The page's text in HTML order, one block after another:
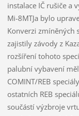
instalace IČ rušiče a
Mi-8MTJa bylo
Konverzi zmíněných
zajistily závody z
rozšíření tohoto
palubní vybavení
COMINT/REB
ostatních REB
součástí výzbroje